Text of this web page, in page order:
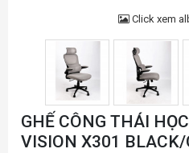
Click xem
GHẾ CÔNG THÁI
VISION X301 BLACK/